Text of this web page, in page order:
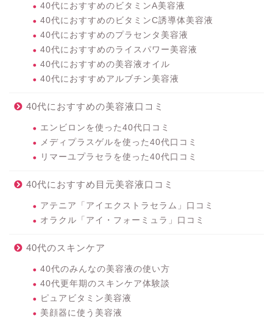
40代におすすめのビタミンA美容液
40代におすすめのビタミンC誘導体美容液
40代におすすめのプラセンタ美容液
40代におすすめのライスパワー美容液
40代におすすめの美容液オイル
40代におすすめアルブチン美容液
40代におすすめの美容液口コミ
エンビロンを使った40代口コミ
メディプラスゲルを使った40代口コミ
リマーユプラセラを使った40代口コミ
40代におすすめ目元美容液口コミ
アテニア「アイエクストラセラム」口コミ
オラクル「アイ・フォーミュラ」口コミ
40代のスキンケア
40代のみんなの美容液の使い方
40代更年期のスキンケア体験談
ピュアビタミン美容液
美顔器に使う美容液